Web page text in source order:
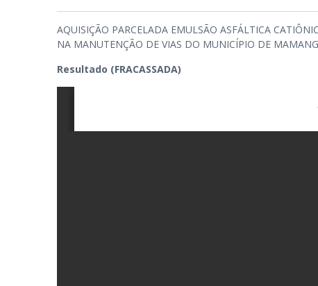
PB
AQUISIÇÃO PARCELADA EMULSÃO ASFÁLTICA
NA MANUTENÇÃO DE VIAS DO MUNICÍPIO DE
Resultado (FRACASSADA)